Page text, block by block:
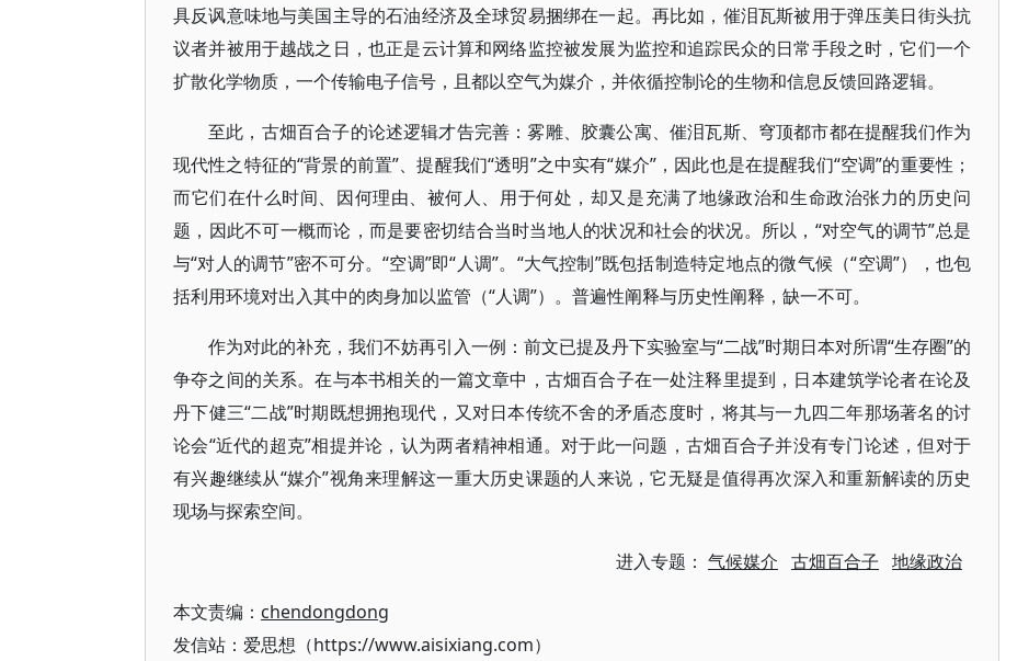
具反讽意味地与美国主导的石油经济及全球贸易捆绑在一起。再比如，催泪瓦斯被用于弹压美日街头抗
议者并被用于越战之日，也正是云计算和网络监控被发展为监控和追踪民众的日常手段之时，它们一个
扩散化学物质，一个传输电子信号，且都以空气为媒介，并依循控制论的生物和信息反馈回路逻辑。
至此，古畑百合子的论述逻辑才告完善：雾雕、胶囊公寓、催泪瓦斯、穹顶都市都在提醒我们作为
现代性之特征的“背景的前置”、提醒我们“透明”之中实有“媒介”，因此也是在提醒我们“空调”的重要性；
而它们在什么时间、因何理由、被何人、用于何处，却又是充满了地缘政治和生命政治张力的历史问
题，因此不可一概而论，而是要密切结合当时当地人的状况和社会的状况。所以，“对空气的调节”总是
与“对人的调节”密不可分。“空调”即“人调”。“大气控制”既包括制造特定地点的微气候（“空调”），也包
括利用环境对出入其中的肉身加以监管（“人调”）。普遍性阐释与历史性阐释，缺一不可。
作为对此的补充，我们不妨再引入一例：前文已提及丹下实验室与“二战”时期日本对所谓“生存圈”的
争夺之间的关系。在与本书相关的一篇文章中，古畑百合子在一处注释里提到，日本建筑学论者在论及
丹下健三“二战”时期既想拥抱现代，又对日本传统不舍的矛盾态度时，将其与一九四二年那场著名的讨
论会“近代的超克”相提并论，认为两者精神相通。对于此一问题，古畑百合子并没有专门论述，但对于
有兴趣继续从“媒介”视角来理解这一重大历史课题的人来说，它无疑是值得再次深入和重新解读的历史
现场与探索空间。
进入专题： 气候媒介 古畑百合子 地缘政治
本文责编： chendongdong
发信站：爱思想（https://www.aisixiang.com）